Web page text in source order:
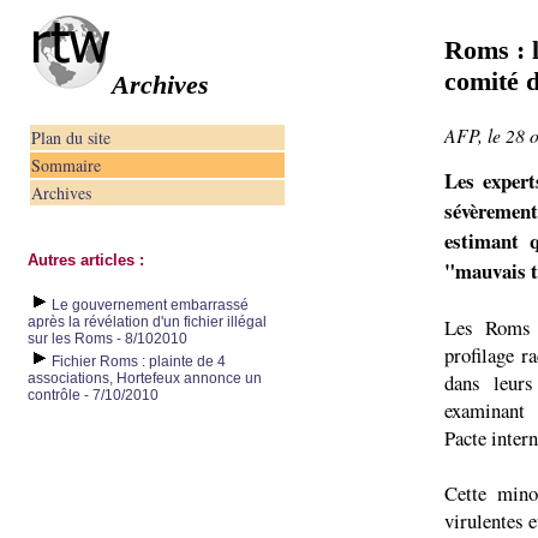
Archives
Plan du site
Sommaire
Archives
Autres articles :
Le gouvernement embarrassé
après la révélation d'un fichier illégal
sur les Roms - 8/102010
Fichier Roms : plainte de 4
associations, Hortefeux annonce un
contrôle - 7/10/2010
Roms :
comité
AFP, le 28
Les
estimant
"mauvais
Les
profilage
dans
examinant
Pacte
Cette
virulentes